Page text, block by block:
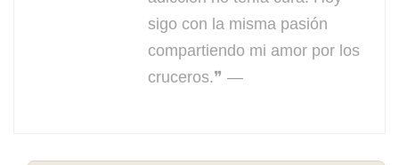
sigo con la misma pasión
compartiendo mi amor por los
cruceros.❞ —